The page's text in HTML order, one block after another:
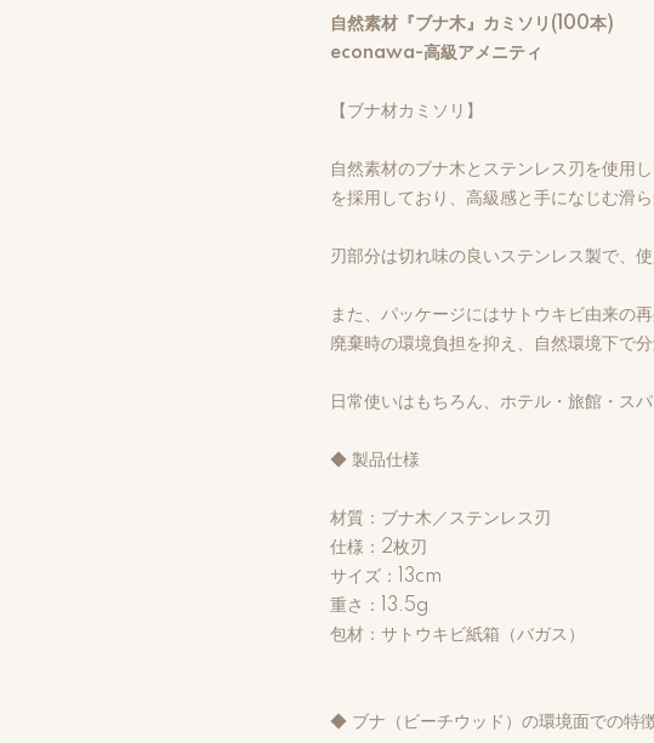
自然素材『ブナ木』カミソリ(100本)
econawa-高級アメニティ
【ブナ材カミソリ】
自然素材のブナ木とステンレス刃を使用
を採用しており、高級感と手になじむ滑ら
刃部分は切れ味の良いステンレス製で、
また、パッケージにはサトウキビ由来の
廃棄時の環境負担を抑え、自然環境下で
日常使いはもちろん、ホテル・旅館・ス
◆ 製品仕様
材質：ブナ木／ステンレス刃
仕様：2枚刃
サイズ：13cm
重さ：13.5g
包材：サトウキビ紙箱（バガス）
◆ ブナ（ビーチウッド）の環境面での特